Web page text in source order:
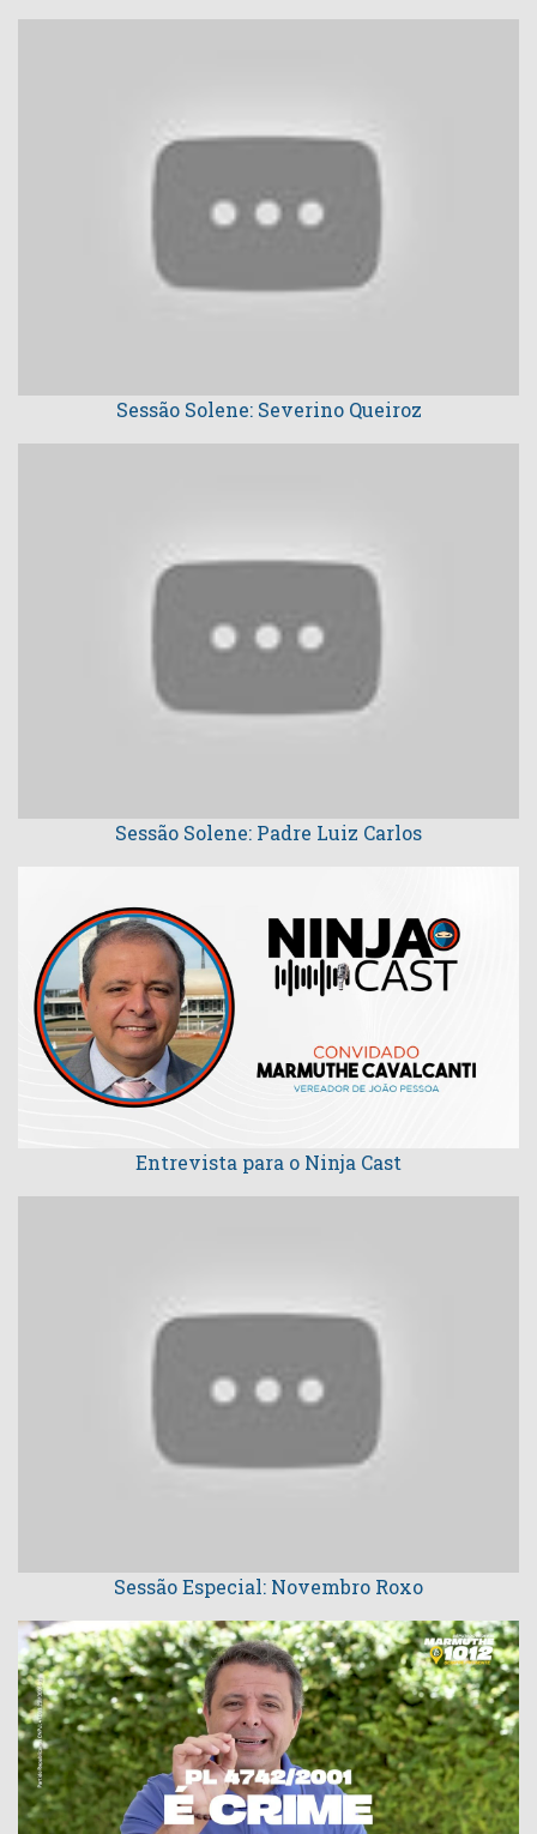
Sessão Solene: Severino Queiroz
Sessão Solene: Padre Luiz Carlos
Entrevista para o Ninja Cast
Sessão Especial: Novembro Roxo